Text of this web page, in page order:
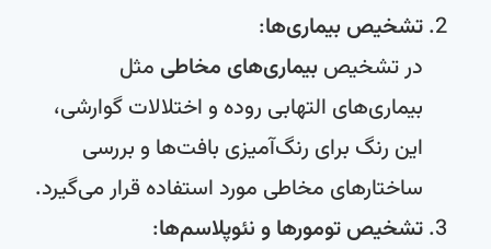
تشخیص بیماری‌ها:
در تشخیصبیماری‌های مخاطیمثل
بیماری‌های التهابی روده و اختلالات گوارشی،
این رنگ برای رنگ‌آمیزی بافت‌ها و بررسی
ساختارهای مخاطی مورد استفاده قرار می‌گیرد.
تشخیص تومورها و نئوپلاسم‌ها: